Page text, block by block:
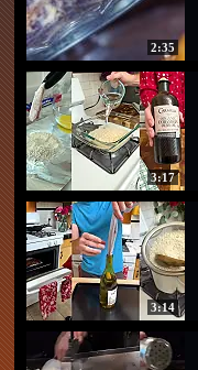
2:35
3:17
3:14